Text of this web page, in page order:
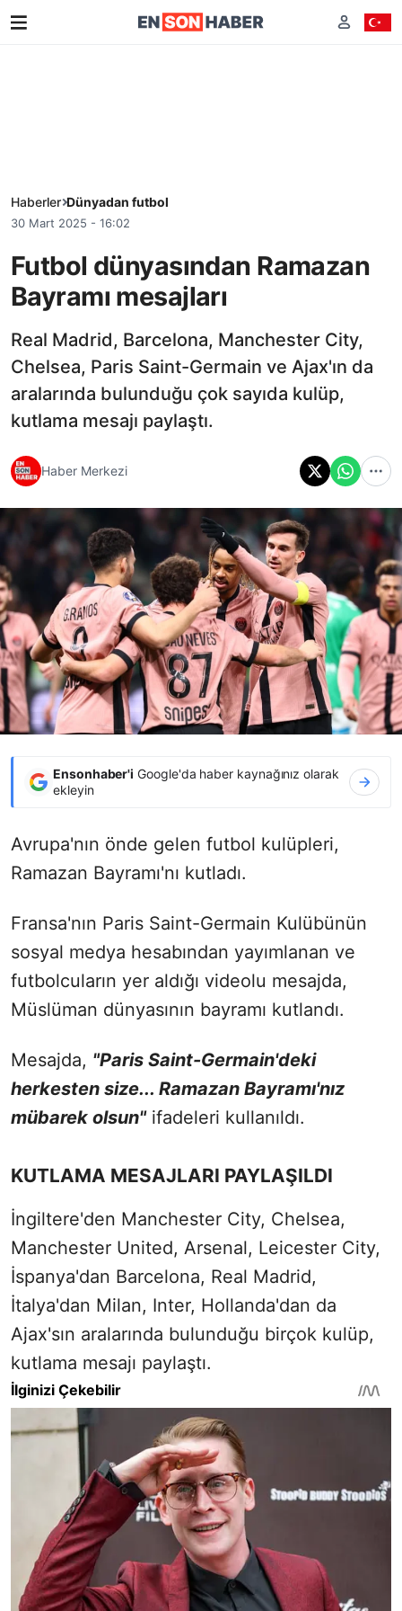
Haberler Dünyadan futbol
30 Mart 2025 - 16:02
Futbol dünyasından Ramazan
Bayramı mesajları
Real Madrid, Barcelona, Manchester City,
Chelsea, Paris Saint-Germain ve Ajax'ın da
aralarında bulunduğu çok sayıda kulüp,
kutlama mesajı paylaştı.
Haber Merkezi
Ensonhaber'i Google'da haber kaynağınız olarak
ekleyin
Avrupa'nın önde gelen futbol kulüpleri,
Ramazan Bayramı'nı kutladı.
Fransa'nın Paris Saint-Germain Kulübünün
sosyal medya hesabından yayımlanan ve
futbolcuların yer aldığı videolu mesajda,
Müslüman dünyasının bayramı kutlandı.
Mesajda, "Paris Saint-Germain'deki
herkesten size... Ramazan Bayramı'nız
mübarek olsun"ifadeleri kullanıldı.
KUTLAMA MESAJLARI PAYLAŞILDI
İngiltere'den Manchester City, Chelsea,
Manchester United, Arsenal, Leicester City,
İspanya'dan Barcelona, Real Madrid,
İtalya'dan Milan, Inter, Hollanda'dan da
Ajax'sın aralarında bulunduğu birçok kulüp,
kutlama mesajı paylaştı.